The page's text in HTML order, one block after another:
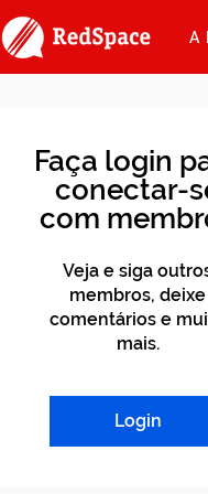
A
Faça login
conectar-
com
Veja e siga
membros, deixe
comentários e
mais.
Login